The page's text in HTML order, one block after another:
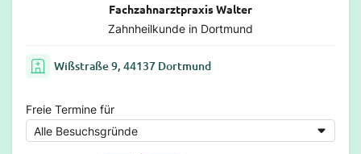
Fachzahnarztpraxis Walter
Zahnheilkunde in Dortmund
Wißstraße 9, 44137 Dortmund
Freie Termine für